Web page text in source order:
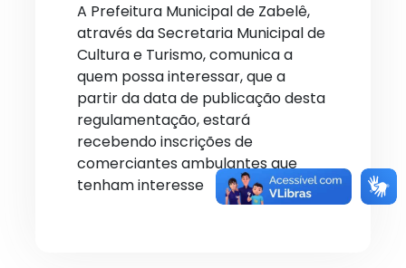
A Prefeitura Municipal de Zabelê,
através da Secretaria Municipal de
Cultura e Turismo, comunica a
quem possa interessar, que a
partir da data de publicação desta
regulamentação, estará
recebendo inscrições de
comerciantes ambulantes que
tenham interesse